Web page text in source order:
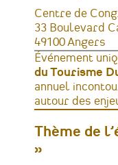
Lieu
Centre de
Adresse
33 Boulevard
49100Angers
France
Événement
du Tourisme
annuel
autour des
Thème de
»